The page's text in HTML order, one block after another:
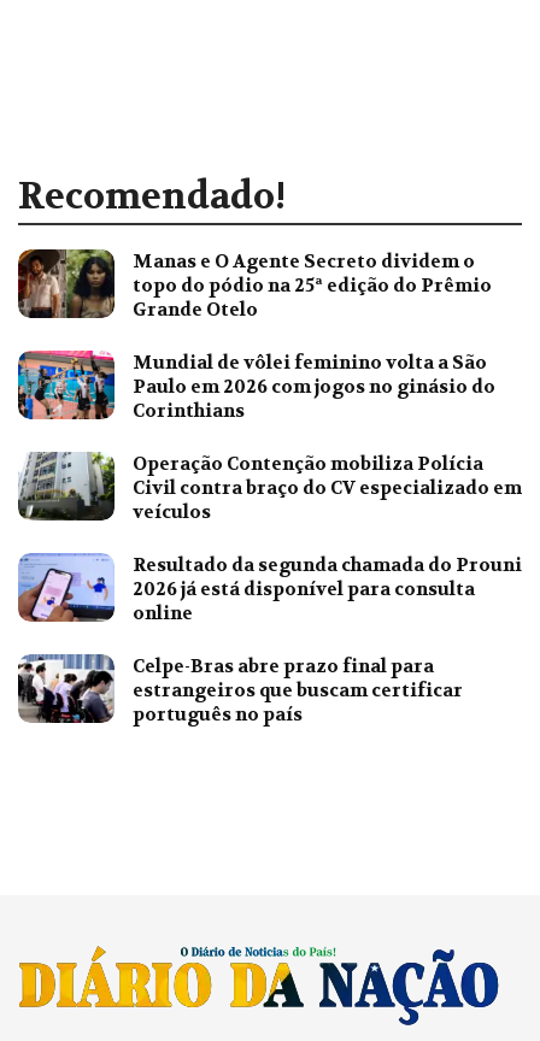
Recomendado!
Manas e O Agente Secreto dividem o
topo do pódio na 25ª edição do Prêmio
Grande Otelo
Mundial de vôlei feminino volta a São
Paulo em 2026 com jogos no ginásio do
Corinthians
Operação Contenção mobiliza Polícia
Civil contra braço do CV especializado em
veículos
Resultado da segunda chamada do Prouni
2026 já está disponível para consulta
online
Celpe-Bras abre prazo final para
estrangeiros que buscam certificar
português no país